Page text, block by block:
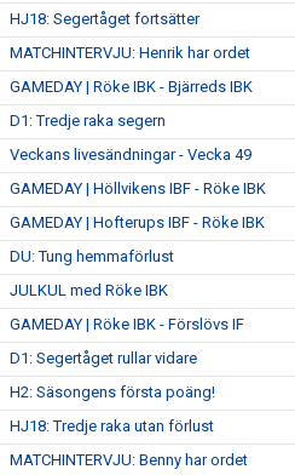
HJ18: Segertåget fortsätter
MATCHINTERVJU: Henrik har ordet
GAMEDAY | Röke IBK - Bjärreds IBK
D1: Tredje raka segern
Veckans livesändningar - Vecka 49
GAMEDAY | Höllvikens IBF - Röke IBK
GAMEDAY | Hofterups IBF - Röke IBK
DU: Tung hemmaförlust
JULKUL med Röke IBK
GAMEDAY | Röke IBK - Förslövs IF
D1: Segertåget rullar vidare
H2: Säsongens första poäng!
HJ18: Tredje raka utan förlust
MATCHINTERVJU: Benny har ordet